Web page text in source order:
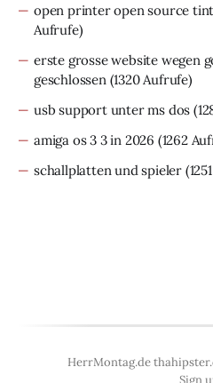
open printer open source
Aufrufe)
erste grosse website wegen
geschlossen (1320 Aufrufe)
usb support unter ms dos
amiga os 3 3 in 2026 (1262
schallplatten und spieler
HerrMontag.de
Sign